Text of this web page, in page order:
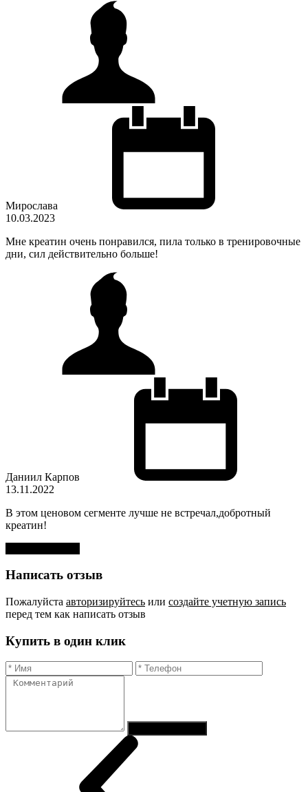
Мирослава
10.03.2023
Мне креатин очень понравился, пила только в тренировочные
дни, сил действительно больше!
Даниил Карпов
13.11.2022
В этом ценовом сегменте лучше не встречал,добротный
креатин!
Написать отзыв
Пожалуйста авторизируйтесь или создайте учетную запись
перед тем как написать отзыв
Купить в один клик